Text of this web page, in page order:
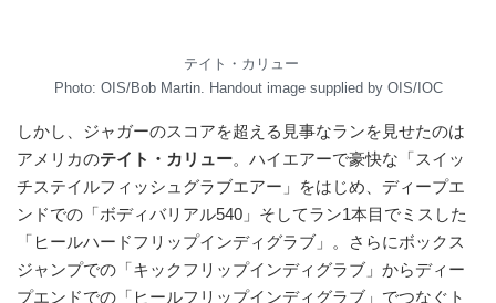
テイト・カリュー
Photo: OIS/Bob Martin. Handout image supplied by OIS/IOC
しかし、ジャガーのスコアを超える見事なランを見せたのは
アメリカのテイト・カリュー。ハイエアーで豪快な「スイッ
チステイルフィッシュグラブエアー」をはじめ、ディープエ
ンドでの「ボディバリアル540」そしてラン1本目でミスした
「ヒールハードフリップインディグラブ」。さらにボックス
ジャンプでの「キックフリップインディグラブ」からディー
プエンドでの「ヒールフリップインディグラブ」でつなぐト